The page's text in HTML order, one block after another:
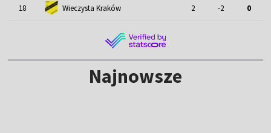
18 Wieczysta Kraków 2 -2 0
Najnowsze